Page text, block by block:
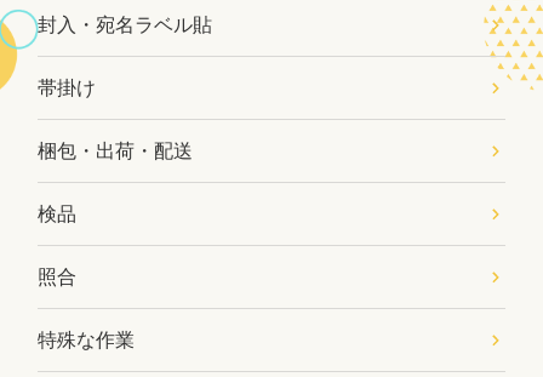
封入・宛名ラベル貼
帯掛け
梱包・出荷・配送
検品
照合
特殊な作業